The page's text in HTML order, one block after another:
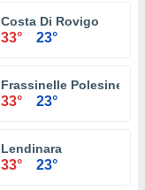
Costa Di Rovigo
33° 23°
Frassinelle Polesine
33° 23°
Lendinara
33° 23°